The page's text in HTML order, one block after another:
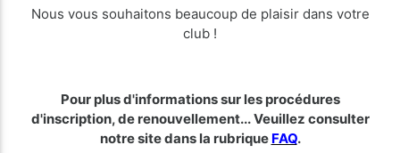
Nous vous souhaitons beaucoup de plaisir dans votre
club !
Pour plus d'informations sur les procédures
d'inscription, de renouvellement... Veuillez consulter
notre site dans la rubrique FAQ.